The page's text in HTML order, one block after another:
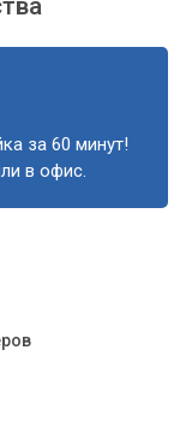
за 60 минут!
в офис.